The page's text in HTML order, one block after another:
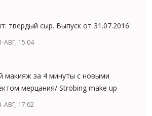
твердый сыр. Выпуск от 31.07.2016
АВГ, 15:04
макияж за 4 минуты с новыми
мерцания/ Strobing make up
АВГ, 17:02